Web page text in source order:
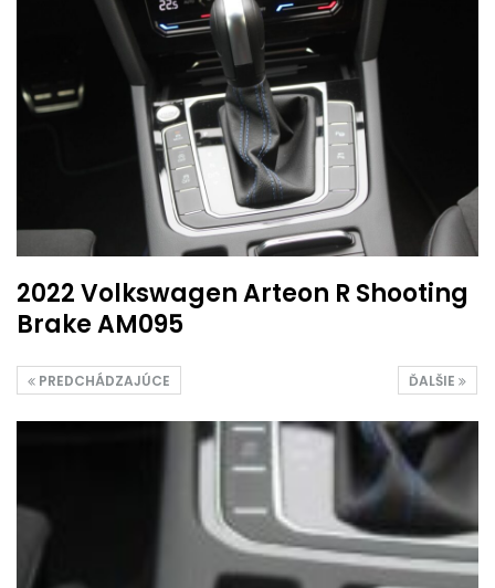
2022 Volkswagen Arteon R Shooting
Brake AM095
ĎALŠIE
PREDCHÁDZAJÚCE